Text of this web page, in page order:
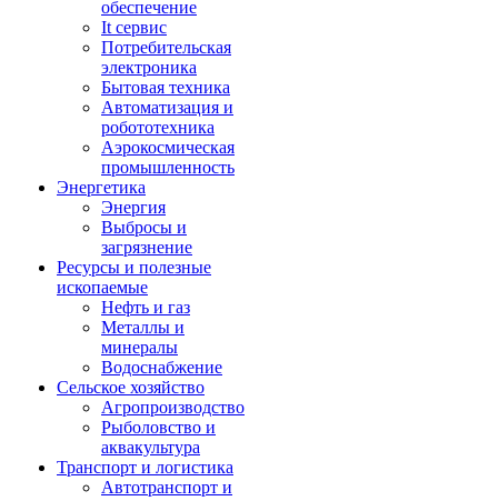
обеспечение
It сервис
Потребительская
электроника
Бытовая техника
Автоматизация и
робототехника
Аэрокосмическая
промышленность
Энергетика
Энергия
Выбросы и
загрязнение
Ресурсы и полезные
ископаемые
Нефть и газ
Металлы и
минералы
Водоснабжение
Сельское хозяйство
Агропроизводство
Рыболовство и
аквакультура
Транспорт и логистика
Автотранспорт и